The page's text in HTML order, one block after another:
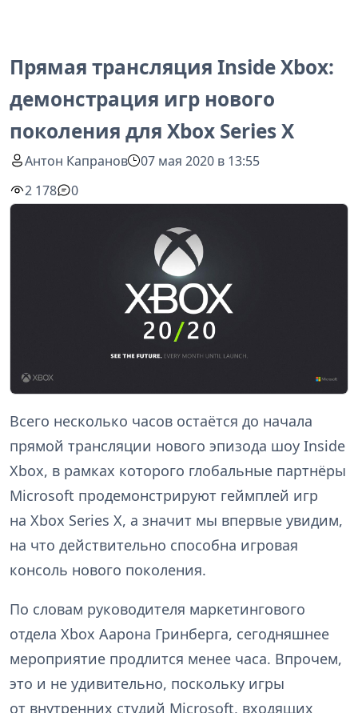
Прямая трансляция Inside Xbox:
демонстрация игр нового
поколения для Xbox Series X
Антон Капранов
07 мая 2020 в 13:55
2 178
0
Всего несколько часов остаётся до начала
прямой трансляции нового эпизода шоу Inside
Xbox, в рамках которого глобальные партнёры
Microsoft продемонстрируют геймплей игр
на Xbox Series X, а значит мы впервые увидим,
на что действительно способна игровая
консоль нового поколения.
По словам руководителя маркетингового
отдела Xbox Аарона Гринберга, сегодняшнее
мероприятие продлится менее часа. Впрочем,
это и не удивительно, поскольку игры
от внутренних студий Microsoft, входящих